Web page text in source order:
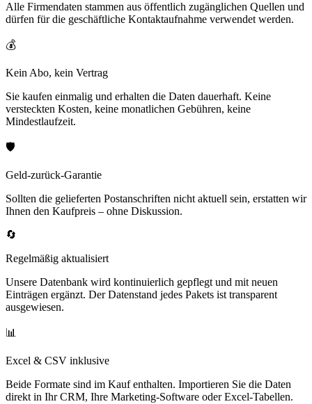
Alle Firmendaten stammen aus öffentlich zugänglichen Quellen und
dürfen für die geschäftliche Kontaktaufnahme verwendet werden.
💰
Kein Abo, kein Vertrag
Sie kaufen einmalig und erhalten die Daten dauerhaft. Keine
versteckten Kosten, keine monatlichen Gebühren, keine
Mindestlaufzeit.
🛡️
Geld-zurück-Garantie
Sollten die gelieferten Postanschriften nicht aktuell sein, erstatten wir
Ihnen den Kaufpreis – ohne Diskussion.
🔄
Regelmäßig aktualisiert
Unsere Datenbank wird kontinuierlich gepflegt und mit neuen
Einträgen ergänzt. Der Datenstand jedes Pakets ist transparent
ausgewiesen.
📊
Excel & CSV inklusive
Beide Formate sind im Kauf enthalten. Importieren Sie die Daten
direkt in Ihr CRM, Ihre Marketing-Software oder Excel-Tabellen.